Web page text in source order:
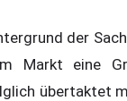
der
Markt eine
übertaktet